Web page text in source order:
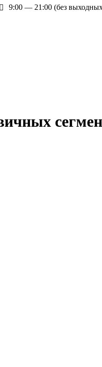
9:00 — 21:00 (без